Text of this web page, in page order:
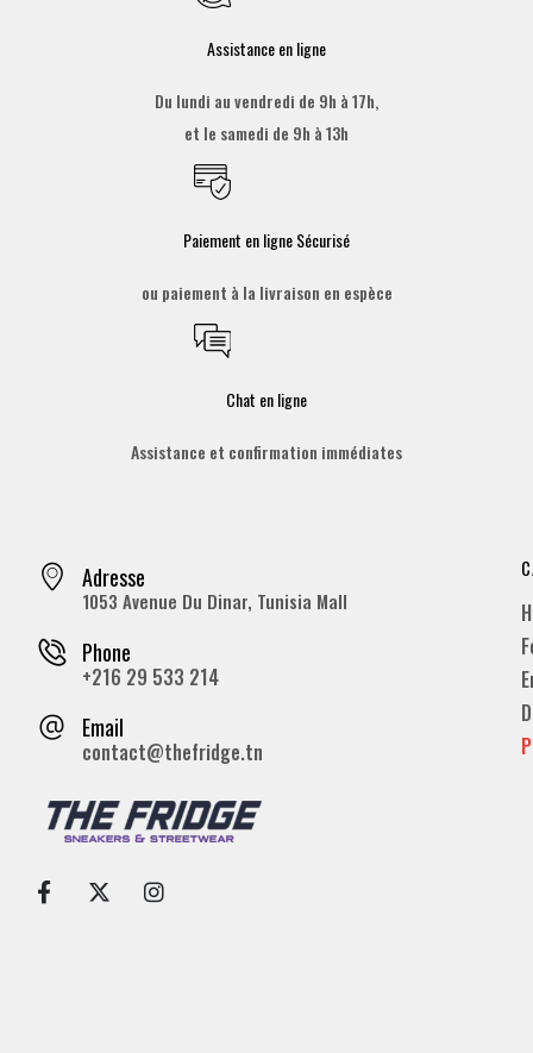
Assistance en ligne
Du lundi au vendredi de 9h à 17h,
et le samedi de 9h à 13h
Paiement en ligne Sécurisé
ou paiement à la livraison en espèce
Chat en ligne
Assistance et confirmation immédiates
Adresse
1053 Avenue Du Dinar, Tunisia Mall
Phone
+216 29 533 214
Email
contact@thefridge.tn